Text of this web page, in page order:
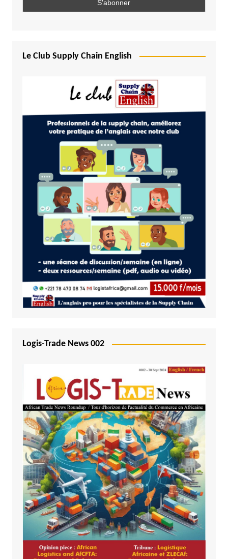
Le Club Supply Chain English
Logis-Trade News 002